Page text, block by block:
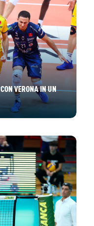
VERONA IN UN